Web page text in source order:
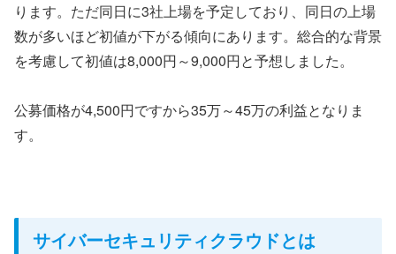
ります。ただ同日に3社上場を予定しており、同日の上場
数が多いほど初値が下がる傾向にあります。総合的な背景
を考慮して初値は8,000円～9,000円と予想しました。
公募価格が4,500円ですから35万～45万の利益となりま
す。
サイバーセキュリティクラウドとは